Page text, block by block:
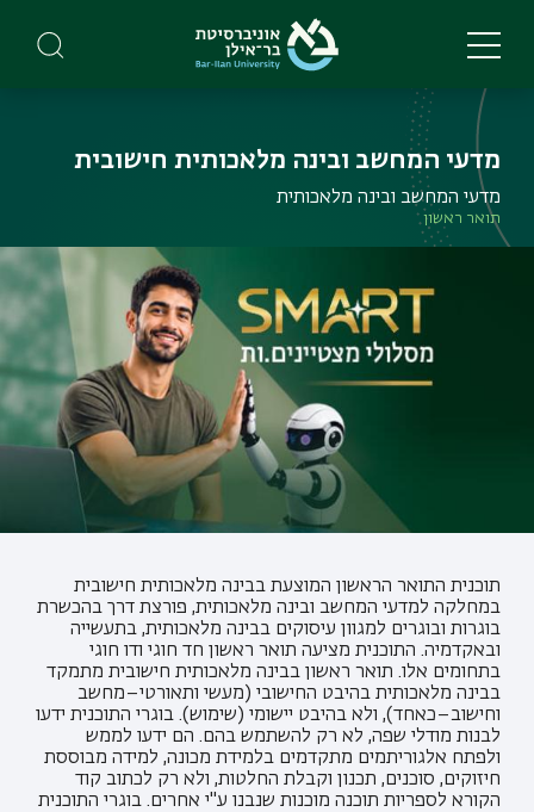
main
מדעי המחשב ובינה מלאכותית חישובית
מדעי המחשב ובינה מלאכותית
תואר ראשון
תוכנית התואר הראשון המוצעת בבינה מלאכותית חישובית
במחלקה למדעי המחשב ובינה מלאכותית, פורצת דרך בהכשרת
בוגרות ובוגרים למגוון עיסוקים בבינה מלאכותית, בתעשייה
ובאקדמיה. התוכנית מציעה תואר ראשון חד חוגי ודו חוגי
בתחומים אלו. תואר ראשון בבינה מלאכותית חישובית מתמקד
בבינה מלאכותית בהיבט החישובי (מעשי ותאורטי–מחשב
וחישוב–כאחד), ולא בהיבט יישומי (שימוש). בוגרי התוכנית ידעו
לבנות מודלי שפה, לא רק להשתמש בהם. הם ידעו לממש
ולפתח אלגוריתמים מתקדמים בלמידת מכונה, למידה מבוססת
חיזוקים, סוכנים, תכנון וקבלת החלטות, ולא רק לכתוב קוד
הקורא לספריות תוכנה מוכנות שנבנו ע"י אחרים. בוגרי התוכנית